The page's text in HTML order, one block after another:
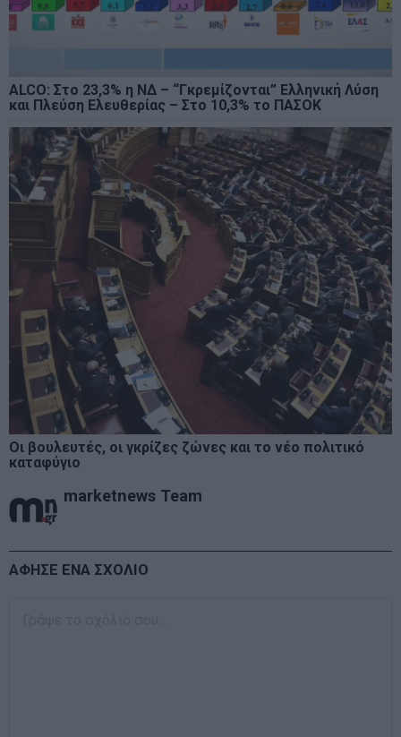
ALCO: Στο 23,3% η ΝΔ – “Γκρεμίζονται” Ελληνική Λύση
και Πλεύση Ελευθερίας – Στο 10,3% το ΠΑΣΟΚ
Οι βουλευτές, οι γκρίζες ζώνες και το νέο πολιτικό
καταφύγιο
marketnews Team
ΑΦΗΣΕ ΕΝΑ ΣΧΟΛΙΟ